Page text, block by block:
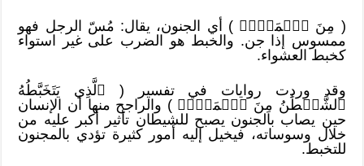
( مِنَ ٱلۡمَسِّۚ ) أي الجنون، يقال: مُسّ الرجل فهو
ممسوس إذا جن. والخبط هو الضرب على غير استواء
كخبط العشواء.
وقد وردت روايات في تفسير ( ٱلَّذِي يَتَخَبَّطُهُ
ٱلشَّيۡطَٰنُ مِنَ ٱلۡمَسِّۚ ) والراجح منها أن الإنسان
حين يصاب بالجنون يصبح للشيطان تأثير أكبر عليه من
خلال وسوساته، فيخيل إليه أمور كثيرة تؤدي بالمجنون
للتخبط.